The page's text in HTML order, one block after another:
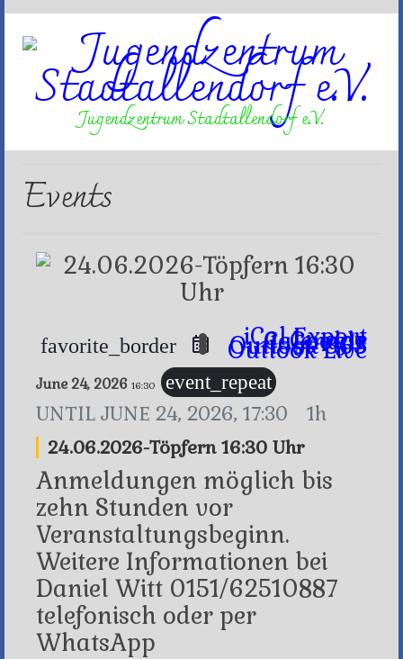
Jugendzentrum Stadtallendorf e.V.
Events
favorite_border iCal Export
Google Calendar
Outlook 365
Outlook Live
June 24, 2026 16:30 event_repeat
UNTIL JUNE 24, 2026, 17:30 1h
24.06.2026-Töpfern 16:30 Uhr
Anmeldungen möglich bis
zehn Stunden vor
Veranstaltungsbeginn.
Weitere Informationen bei
Daniel Witt 0151/62510887
telefonisch oder per
WhatsApp